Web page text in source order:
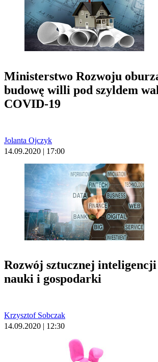
Ministerstwo Rozwoju
budowę willi pod szyldem
COVID-19
Jolanta Ojczyk
14.09.2020 | 17:00
Rozwój sztucznej inteligencji
nauki i gospodarki
Krzysztof Sobczak
14.09.2020 | 12:30